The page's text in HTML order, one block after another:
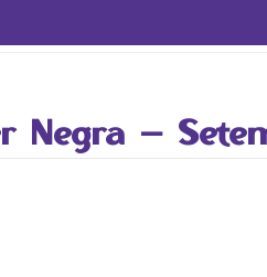
Negra –